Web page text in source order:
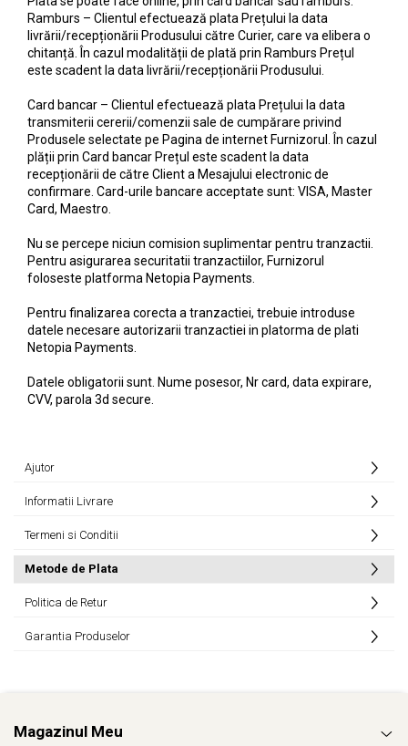
Îngrijire picioare
Igienă dentară
Secretul frumuseții
Îngrijire bebeluși și copii
Îngrijire bărbați
Ramburs – Clientul efectuează plata Prețului la data
livrării/recepționării Produsului către Curier, care va elibera o
chitanță. În cazul modalității de plată prin Ramburs Prețul
este scadent la data livrării/recepționării Produsului.
Card bancar – Clientul efectuează plata Prețului la data
transmiterii cererii/comenzii sale de cumpărare privind
Produsele selectate pe Pagina de internet Furnizorul. În cazul
plății prin Card bancar Prețul este scadent la data
recepționării de către Client a Mesajului electronic de
confirmare. Card-urile bancare acceptate sunt: VISA, Master
Card, Maestro.
Nu se percepe niciun comision suplimentar pentru tranzactii.
Pentru asigurarea securitatii tranzactiilor, Furnizorul
foloseste platforma Netopia Payments.
Pentru finalizarea corecta a tranzactiei, trebuie introduse
datele necesare autorizarii tranzactiei in platorma de plati
Netopia Payments.
Datele obligatorii sunt. Nume posesor, Nr card, data expirare,
CVV, parola 3d secure.
Ajutor
Informatii Livrare
Termeni si Conditii
Metode de Plata
Politica de Retur
Garantia Produselor
Magazinul Meu